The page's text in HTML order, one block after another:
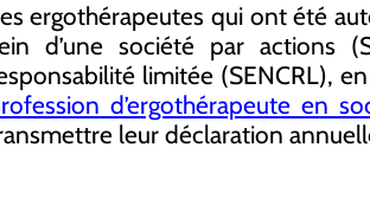
ergothérapeutes qui ont été
d’une société par actions
limitée (SENCRL),
d’ergothérapeute en
leur déclaration